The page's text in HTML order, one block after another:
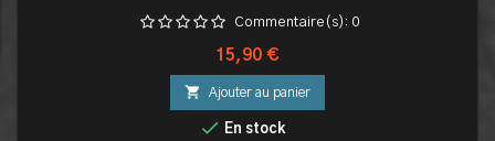
Commentaire(s): 0
Prix
15,90 €
 Ajouter au panier
 En stock